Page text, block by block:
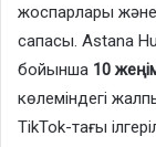
жоспарлары
сапасы. Astana
бойынша 10
көлеміндегі
TikTok-тағы